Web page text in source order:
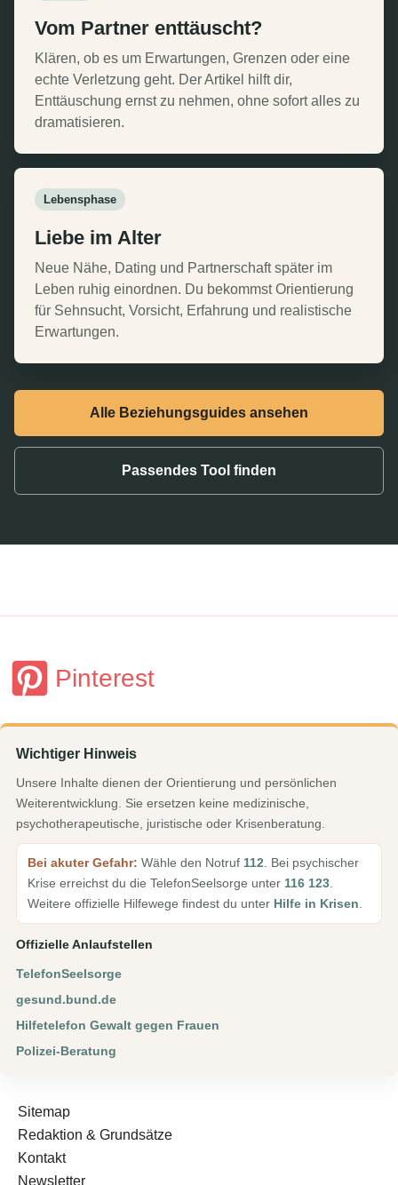
Vom Partner enttäuscht?
Klären, ob es um Erwartungen, Grenzen oder eine
echte Verletzung geht. Der Artikel hilft dir,
Enttäuschung ernst zu nehmen, ohne sofort alles zu
dramatisieren.
Lebensphase
Liebe im Alter
Neue Nähe, Dating und Partnerschaft später im
Leben ruhig einordnen. Du bekommst Orientierung
für Sehnsucht, Vorsicht, Erfahrung und realistische
Erwartungen.
Alle Beziehungsguides ansehen
Passendes Tool finden
Pinterest
Wichtiger Hinweis
Unsere Inhalte dienen der Orientierung und persönlichen
Weiterentwicklung. Sie ersetzen keine medizinische,
psychotherapeutische, juristische oder Krisenberatung.
Bei akuter Gefahr: Wähle den Notruf 112 . Bei psychischer
Krise erreichst du die TelefonSeelsorge unter 116 123
Weitere offizielle Hilfewege findest du unter Hilfe in Krisen
Offizielle Anlaufstellen
TelefonSeelsorge
gesund.bund.de
Hilfetelefon Gewalt gegen Frauen
Polizei-Beratung
Sitemap
Redaktion & Grundsätze
Kontakt
Newsletter